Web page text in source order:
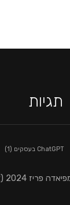
תגיות
ChatGPT בעסקים (1)
פריז 2024 (2)